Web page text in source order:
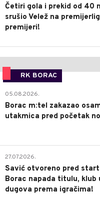
Četiri gola i prekid od 40
srušio Velež na
premijeri!
RK BORAC
05.08.2026.
Borac m:tel zakazao
utakmica pred početak
27.07.2026.
Savić otvoreno pred start
Borac napada titulu, klub
dugova prema igračima!